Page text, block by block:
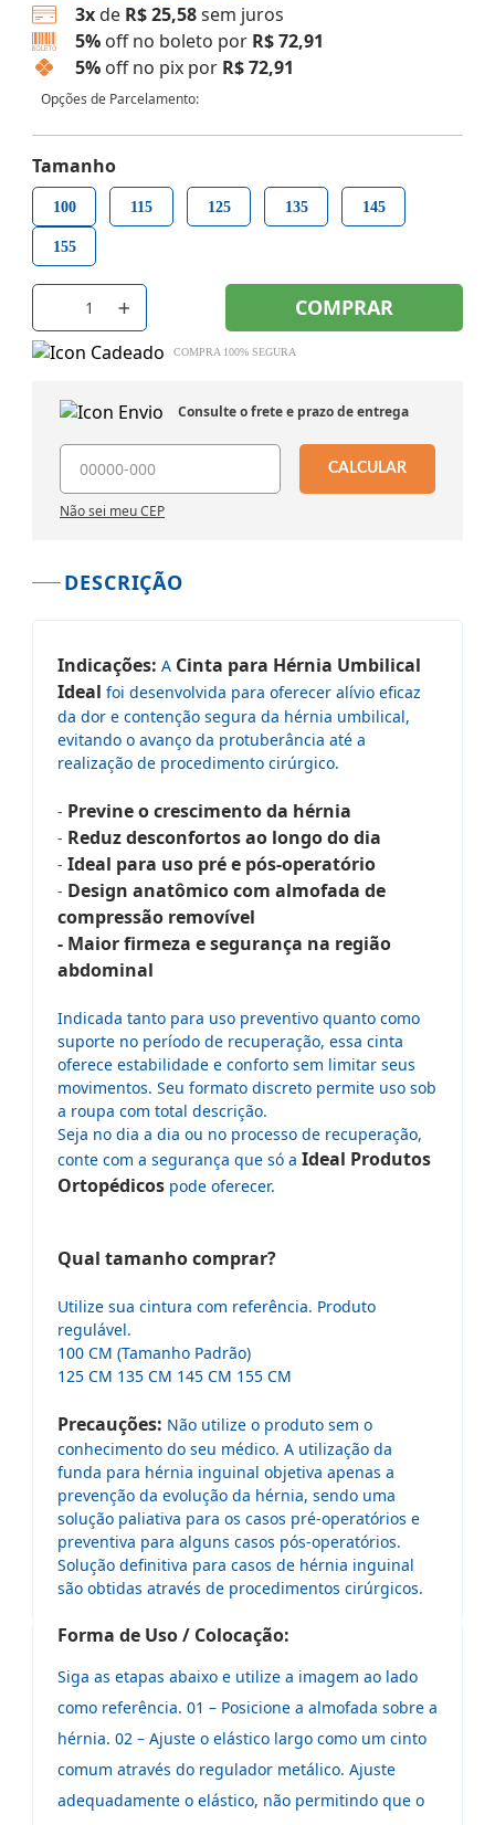
3xde R$ 25,58sem juros
5% off no boleto por R$ 72,91
5% off no pix por R$ 72,91
Opções de Parcelamento:
Tamanho
100 115 125 135 145
155
COMPRAR
COMPRA 100% SEGURA
Consulte o frete e prazo de entrega
CALCULAR
Não sei meu CEP
DESCRIÇÃO
Indicações: A Cinta para Hérnia Umbilical
Ideal foi desenvolvida para oferecer alívio eficaz
da dor e contenção segura da hérnia umbilical,
evitando o avanço da protuberância até a
realização de procedimento cirúrgico.
- Previne o crescimento da hérnia
- Reduz desconfortos ao longo do dia
- Ideal para uso pré e pós-operatório
- Design anatômico com almofada de
compressão removível
- Maior firmeza e segurança na região
abdominal
Indicada tanto para uso preventivo quanto como
suporte no período de recuperação, essa cinta
oferece estabilidade e conforto sem limitar seus
movimentos. Seu formato discreto permite uso sob
a roupa com total descrição.
Seja no dia a dia ou no processo de recuperação,
conte com a segurança que só a Ideal Produtos
Ortopédicos pode oferecer.
Qual tamanho comprar?
Utilize sua cintura com referência. Produto
regulável.
100 CM (Tamanho Padrão)
125 CM 135 CM 145 CM 155 CM
Precauções: Não utilize o produto sem o
conhecimento do seu médico. A utilização da
funda para hérnia inguinal objetiva apenas a
prevenção da evolução da hérnia, sendo uma
solução paliativa para os casos pré-operatórios e
preventiva para alguns casos pós-operatórios.
Solução definitiva para casos de hérnia inguinal
são obtidas através de procedimentos cirúrgicos.
Forma de Uso / Colocação:
Siga as etapas abaixo e utilize a imagem ao lado
como referência. 01 – Posicione a almofada sobre a
hérnia. 02 – Ajuste o elástico largo como um cinto
comum através do regulador metálico. Ajuste
adequadamente o elástico, não permitindo que o